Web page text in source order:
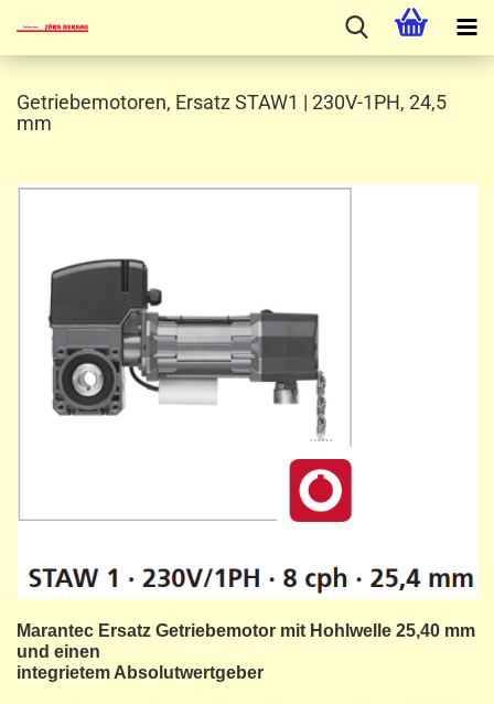
Getriebemotoren, Ersatz STAW1 | 230V-1PH, 24,5
mm
Marantec Ersatz Getriebemotor mit Hohlwelle 25,40 mm
und einen
integrietem Absolutwertgeber